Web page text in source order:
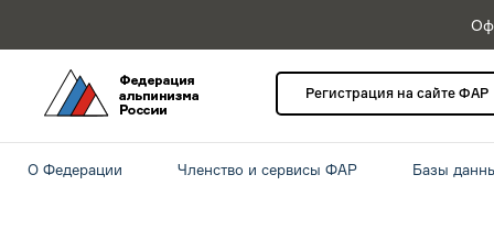
Регистрация на сайте ФАР
О Федерации Членство и сервисы ФАР Базы